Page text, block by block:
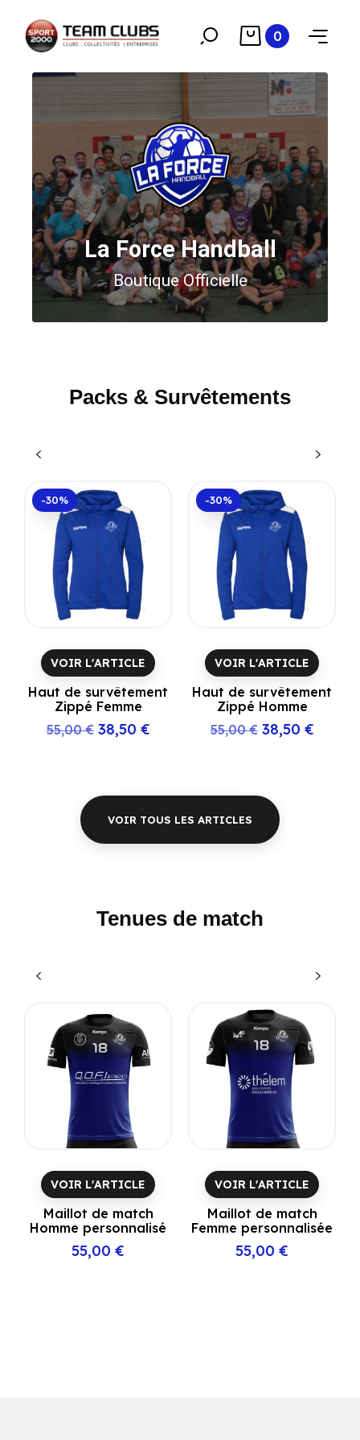
0
La Force Handball
Boutique Officielle
Packs & Survêtements
Haut de survêtement
Zippé Femme
Prix
55,00 € Prix
38,50 €
VOIR L'ARTICLE
-30%
Haut de survêtement
Zippé Homme
Prix
55,00 € Prix
38,50 €
VOIR L'ARTICLE
-30%
VOIR TOUS LES ARTICLES
Tenues de match
Maillot de match
Homme personnalisé
Prix
55,00 €
VOIR L'ARTICLE
Maillot de match
Femme personnalisée
Prix
55,00 €
VOIR L'ARTICLE